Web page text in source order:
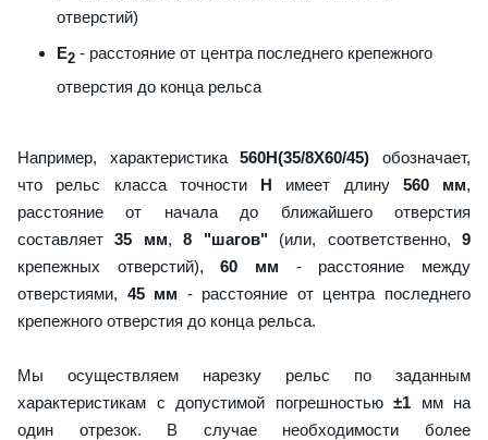
отверстий)
E2 - расстояние от центра последнего крепежного
отверстия до конца рельса
Например, характеристика560H(35/8X60/45) обозначает,
что рельс класса точности H имеет длину 560 мм,
расстояние от начала до ближайшего отверстия
составляет35 мм,8 "шагов" (или, соответственно,9
крепежных отверстий),60 мм - расстояние между
отверстиями, 45 мм - расстояние от центра последнего
крепежного отверстия до конца рельса.
Мы осуществляем нарезку рельс по заданным
характеристикам с допустимой погрешностью ±1 мм на
один отрезок. В случае необходимости более